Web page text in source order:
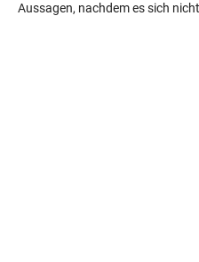
Aussagen, nachdem es sich